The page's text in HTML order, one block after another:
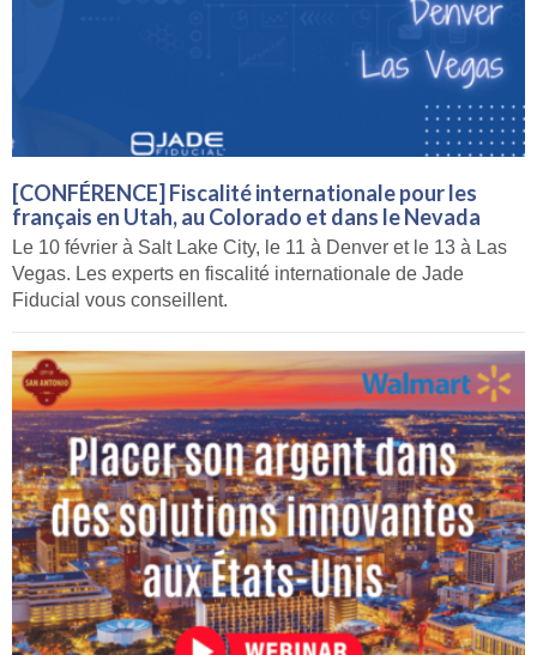
[CONFÉRENCE] Fiscalité internationale pour les
français en Utah, au Colorado et dans le Nevada
Le 10 février à Salt Lake City, le 11 à Denver et le 13 à Las
Vegas. Les experts en fiscalité internationale de Jade
Fiducial vous conseillent.